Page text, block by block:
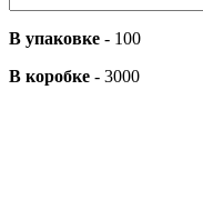
В упаковке - 100
В коробке - 3000